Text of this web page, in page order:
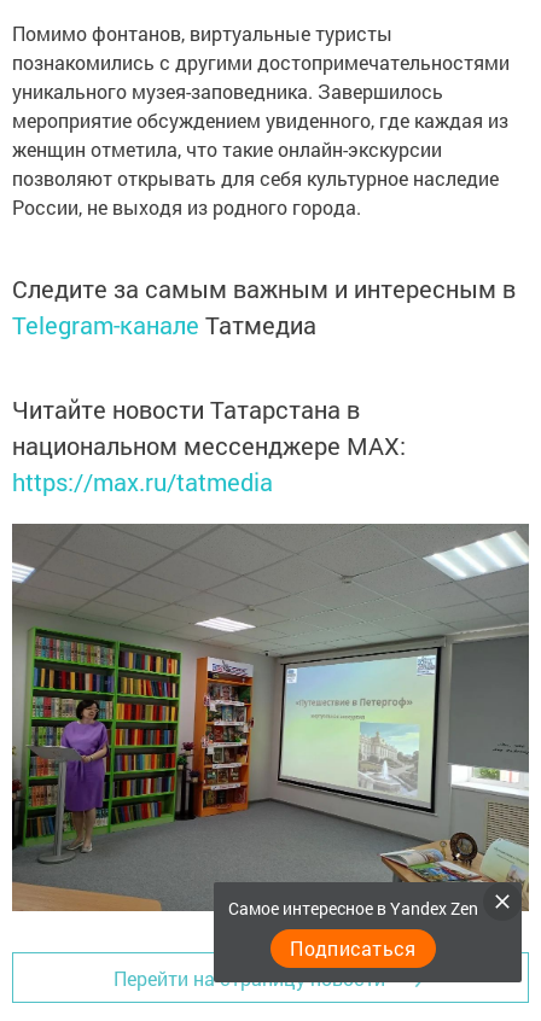
Помимо фонтанов, виртуальные туристы
познакомились с другими достопримечательностями
уникального музея-заповедника. Завершилось
мероприятие обсуждением увиденного, где каждая из
женщин отметила, что такие онлайн-экскурсии
позволяют открывать для себя культурное наследие
России, не выходя из родного города.
Следите за самым важным и интересным в
Telegram-канале Татмедиа
Читайте новости Татарстана в
национальном мессенджере MАХ:
https://max.ru/tatmedia
Перейти на страницу новости
Самое интересное в Yandex Zen
Подписаться